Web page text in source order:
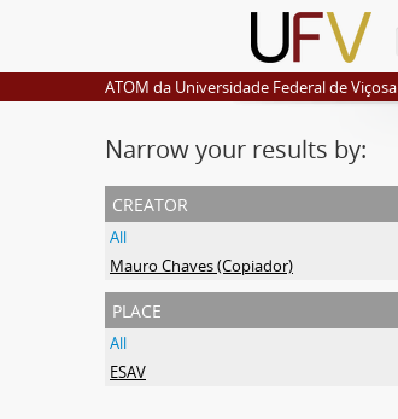
ATOM da Universidade Federal de Viçosa
Narrow your results by:
creator
All
Mauro Chaves (Copiador)
place
All
ESAV